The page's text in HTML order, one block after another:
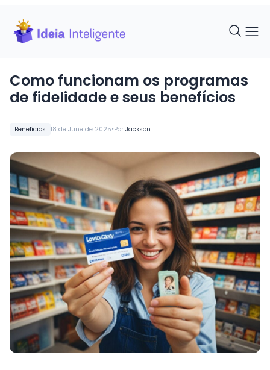
Benefícios 18 de June de 2025•Por Jackson
Como funcionam os programas
de fidelidade e seus benefícios